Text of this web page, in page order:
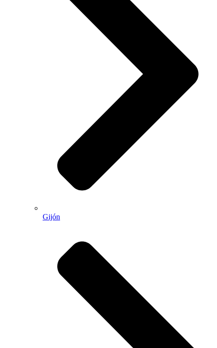
Gijón